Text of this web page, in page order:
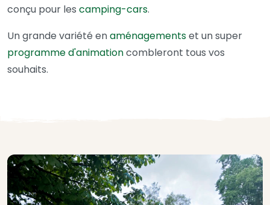
conçu pour les camping-cars.
Un grande variété enaménagementset un super
programme d'animationcombleront tous vos
souhaits.